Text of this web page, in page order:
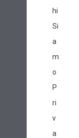
hi
Si
a
m
o
P
ri
v
a